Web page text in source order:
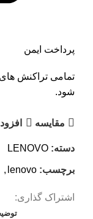
پرداخت ایمن
تمامی تراکنش
شود.
مقايسه
دسته: LENOVO
برچسب: lenovo
,
اشتراک گذاری: